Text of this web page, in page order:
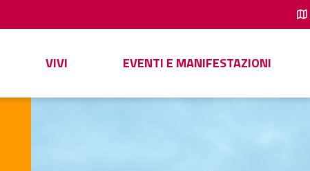
VIVI EVENTI E MANIFESTAZIONI